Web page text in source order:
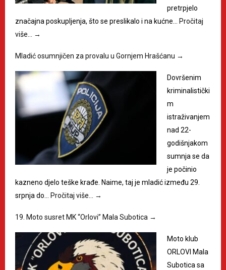
pretrpjelo
značajna poskupljenja, što se preslikalo i na kućne… Pročitaj
više… →
Mladić osumnjičen za provalu u Gornjem Hrašćanu →
Dovršenim
kriminalistički
m
istraživanjem
nad 22-
godišnjakom
sumnja se da
je počinio
kazneno djelo teške krađe. Naime, taj je mladić između 29.
srpnja do… Pročitaj više… →
19. Moto susret MK “Orlovi” Mala Subotica →
Moto klub
ORLOVI Mala
Subotica sa